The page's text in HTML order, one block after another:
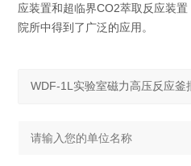
应装置和超临界CO2萃取反应装
院所中得到了广泛的应用。